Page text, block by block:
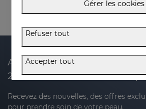
Abonnez-vous à notre
20 % de réduction sur votre
Recevez des nouvelles, des offres
pour prendre soin de votre peau.
Gérer les cookies
Refuser tout
Accepter tout